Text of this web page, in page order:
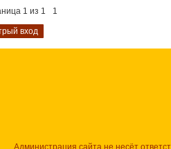
1 из 1
1
Администрация сайта не несёт